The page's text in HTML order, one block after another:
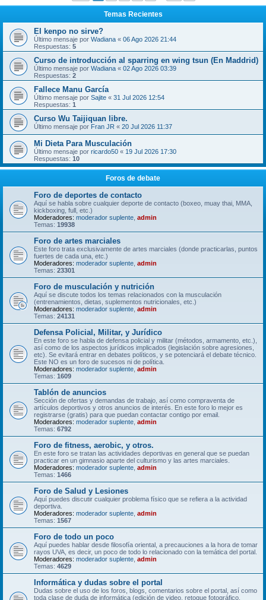
a
r
Temas Recientes
El kenpo no sirve?
Último mensaje por Wadiana « 06 Ago 2026 21:44
Respuestas: 5
Curso de introducción al sparring en wing tsun (En Maddrid)
Último mensaje por Wadiana « 02 Ago 2026 03:39
Respuestas: 2
Fallece Manu García
Último mensaje por Sajite « 31 Jul 2026 12:54
Respuestas: 1
Curso Wu Taijiquan libre.
Último mensaje por Fran JR « 20 Jul 2026 11:37
Mi Dieta Para Musculación
Último mensaje por ricardo50 « 19 Jul 2026 17:30
Respuestas: 10
Foros de debate
Foro de deportes de contacto
Aquí se habla sobre cualquier deporte de contacto (boxeo, muay thai, MMA,
kickboxing, full, etc.)
Moderadores: moderador suplente admin
Temas: 19938
Foro de artes marciales
Este foro trata exclusivamente de artes marciales (donde practicarlas, puntos
fuertes de cada una, etc.)
Moderadores: moderador suplente admin
Temas: 23301
Foro de musculación y nutrición
Aquí se discute todos los temas relacionados con la musculación
(entrenamientos, dietas, suplementos nutricionales, etc.)
Moderadores: moderador suplente admin
Temas: 24131
Defensa Policial, Militar, y Jurídico
En este foro se habla de defensa policial y militar (métodos, armamento, etc.),
así como de los aspectos jurídicos implicados (legislación sobre agresiones,
etc). Se evitará entrar en debates políticos, y se potenciará el debate técnico.
Este NO es un foro de sucesos ni de política.
Moderadores: moderador suplente admin
Temas: 1609
Tablón de anuncios
Sección de ofertas y demandas de trabajo, así como compraventa de
artículos deportivos y otros anuncios de interés. En este foro lo mejor es
registrarse (gratis) para que puedan contactar contigo por email.
Moderadores: moderador suplente admin
Temas: 6792
Foro de fitness, aerobic, y otros.
En este foro se tratan las actividades deportivas en general que se puedan
practicar en un gimnasio aparte del culturismo y las artes marciales.
Moderadores: moderador suplente admin
Temas: 1466
Foro de Salud y Lesiones
Aquí puedes discutir cualquier problema físico que se refiera a la actividad
deportiva.
Moderadores: moderador suplente admin
Temas: 1567
Foro de todo un poco
Aquí puedes hablar desde filosofía oriental, a precauciones a la hora de tomar
rayos UVA, es decir, un poco de todo lo relacionado con la temática del portal.
Moderadores: moderador suplente admin
Temas: 4629
Informática y dudas sobre el portal
Dudas sobre el uso de los foros, blogs, comentarios sobre el portal, así como
toda clase de duda de informática (edición de video, retoque fotográfico,